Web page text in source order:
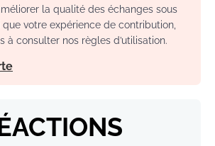
la qualité des échanges sous
que votre expérience de contribution,
à consulter nos règles d’utilisation.